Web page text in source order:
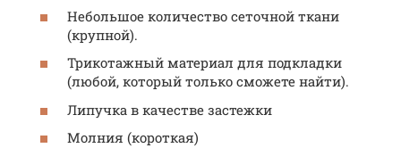
Небольшое количество сеточной ткани
(крупной).
Трикотажный материал для подкладки
(любой, который только сможете найти).
Липучка в качестве застежки
Молния (короткая)